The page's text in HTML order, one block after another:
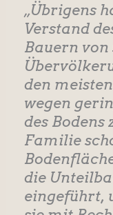
„Übrigens
Verstand
Bauern von
den
wegen
des
Familie
die
eingeführt,